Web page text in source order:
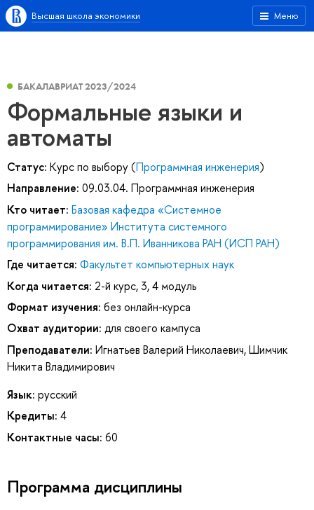
Меню
Высшая школа экономики
БАКАЛАВРИАТ 2023/2024
Формальные языки и
автоматы
Статус: Курс по выбору (Программная инженерия)
Направление: 09.03.04. Программная инженерия
Кто читает: Базовая кафедра «Системное
программирование» Института системного
программирования им. В.П. Иванникова РАН (ИСП РАН)
Где читается: Факультет компьютерных наук
Когда читается: 2-й курс, 3, 4 модуль
Формат изучения: без онлайн-курса
Охват аудитории: для своего кампуса
Преподаватели: Игнатьев Валерий Николаевич,Шимчик
Никита Владимирович
Язык: русский
Кредиты: 4
Контактные часы: 60
Программа дисциплины